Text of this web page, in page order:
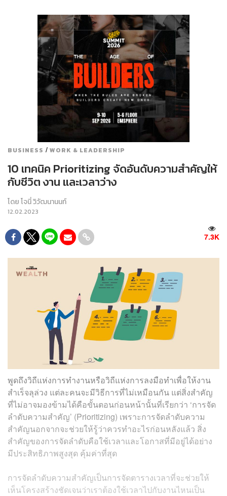
BUSINESS / WORK & LEADERSHIP
10 เทคนิค Prioritizing จัดอันดับความสำคัญให้
กับชีวิต งาน และเวลาว่าง
โดยโจนี่ วิวัฒนานนท์
12.02.2023
7.3K
พูดถึงวิถีแห่งการทำงานหรือวิถีแห่งการลงมือทำเพื่อให้งาน
สำเร็จลุล่วง แต่ละคนจะมีวิธีการที่ไม่เหมือนกัน แต่สิ่งสำคัญ
ที่ไม่อาจมองข้ามได้คือขั้นตอนก่อนหน้านั้นที่เรียกว่า ‘การจัด
ลำดับความสำคัญ’ (Prioritizing) เพราะการจัดลำดับความ
สำคัญนอกจากจะช่วยให้รู้ว่าควรทำอะไรก่อนหลังแล้ว สิ่ง
สำคัญของการจัดลำดับคือใช้เวลาและโอกาสที่มีอยู่ได้อย่าง
มีประสิทธิภาพสูงสุด คุ้มค่าที่สุด
การจัดลำดับความสำคัญเป็นการจัดตารางเวลาที่จะช่วยให้
เห็นโครงสร้างชัดเจนว่าเราต้องใช้เวลาไปกับงานไหนเป็น